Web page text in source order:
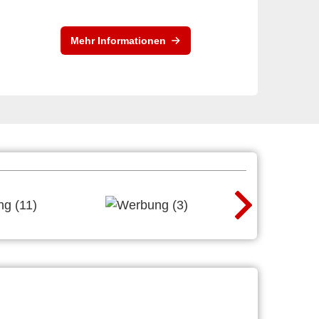
Mehr Informationen